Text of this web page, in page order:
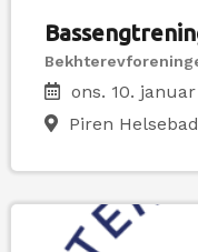
ons. 10.
Piren Helsebad